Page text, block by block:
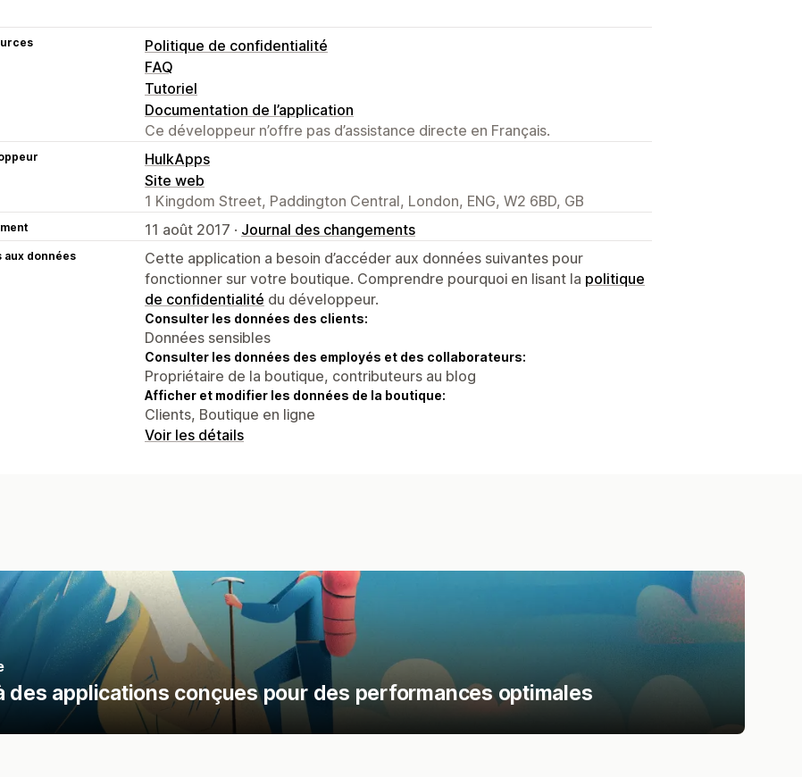
Politique de confidentialité
FAQ
Tutoriel
Documentation de l’application
Ce développeur n’offre pas d’assistance directe en Français.
HulkApps
Site web
1 Kingdom Street, Paddington Central, London, ENG, W2 6BD, GB
11 août 2017 · Journal des changements
aux données
Cette application a besoin d’accéder aux données suivantes pour
fonctionner sur votre boutique. Comprendre pourquoi en lisant la politique
de confidentialité du développeur.
Consulter les données des clients:
Données sensibles
Consulter les données des employés et des collaborateurs:
Propriétaire de la boutique, contributeurs au blog
Afficher et modifier les données de la boutique:
Clients, Boutique en ligne
Voir les détails
applications conçues pour des performances optimales